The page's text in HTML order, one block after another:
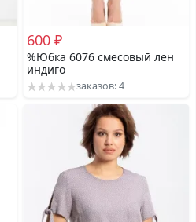
600 ₽
%Юбка 6076 смесовый лен
индиго
заказов: 4